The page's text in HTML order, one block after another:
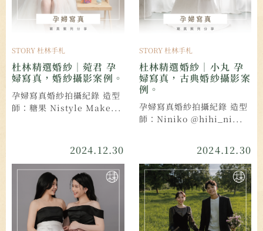
STORY 杜林手札
杜林精選婚紗｜菀君 孕
婦寫真，婚紗攝影案例。
孕婦寫真婚紗拍攝紀錄 造型
師：糖果 Nistyle Make...
STORY 杜林手札
杜林精選婚紗｜小丸 孕
婦寫真，古典婚紗攝影案
例。
孕婦寫真婚紗拍攝紀錄 造型
師：Niniko @hihi_ni...
2024.12.30 2024.12.30